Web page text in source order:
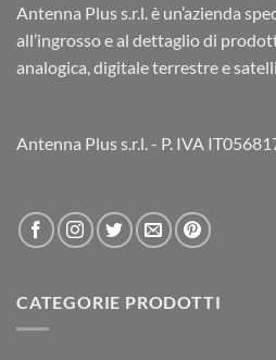
Antenna Plus s.r.l. è un’azienda
all’ingrosso e al dettaglio di
analogica, digitale terrestre e
Antenna Plus s.r.l. - P. IVA
CATEGORIE PRODOTTI